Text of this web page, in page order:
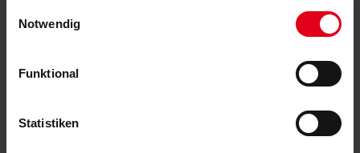
Notwendig
Funktional
Statistiken